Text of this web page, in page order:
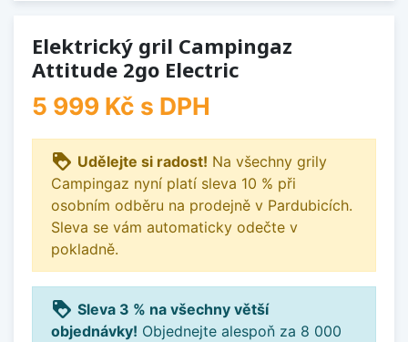
Elektrický gril Campingaz
Attitude 2go Electric
5 999 Kč s DPH
loyalty Udělejte si radost! Na všechny grily
Campingaz nyní platí sleva 10 % při
osobním odběru na prodejně v Pardubicích.
Sleva se vám automaticky odečte v
pokladně.
loyalty Sleva 3 % na všechny větší
objednávky! Objednejte alespoň za 8 000